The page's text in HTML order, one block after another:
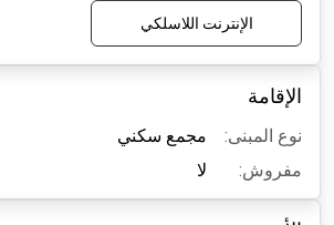
الإنترنت اللاسلكي
الإقامة
نوع المبنى:
مجمع سكني
مفروش:
لا